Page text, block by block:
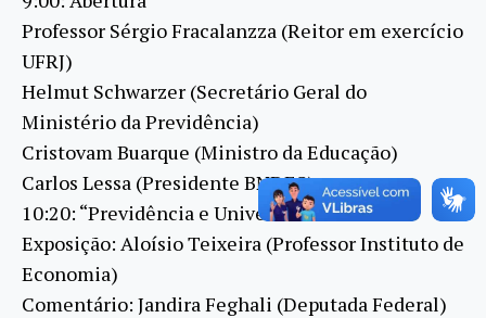
Professor Sérgio Fracalanzza (Reitor em exercício
UFRJ)
Helmut Schwarzer (Secretário Geral do
Ministério da Previdência)
Cristovam Buarque (Ministro da Educação)
Carlos Lessa (Presidente BNDES)
10:20: “Previdência e Universidade”
Exposição: Aloísio Teixeira (Professor Instituto de
Economia)
Comentário: Jandira Feghali (Deputada Federal)